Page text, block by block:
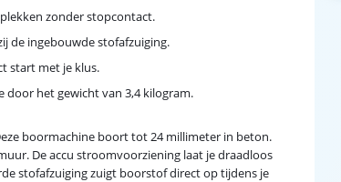
zonder stopcontact.
de ingebouwde stofafzuiging.
start met je klus.
het gewicht van 3,4 kilogram.
boormachine boort tot 24 millimeter in beton.
De accu stroomvoorziening laat je draadloos
stofafzuiging zuigt boorstof direct op tijdens je